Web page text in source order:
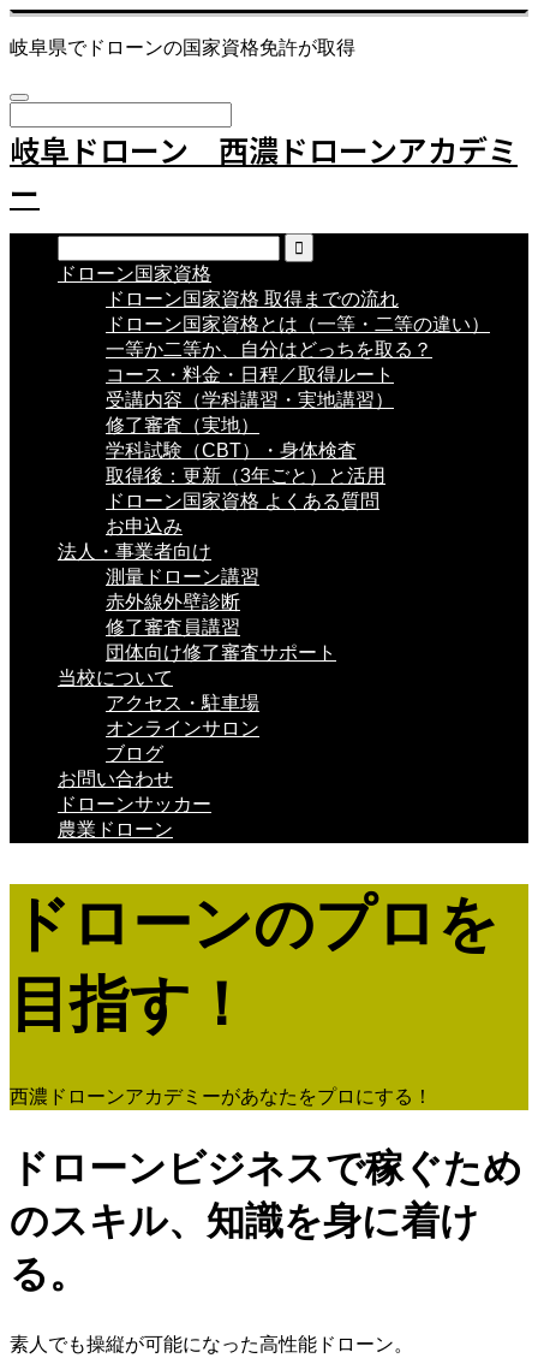
岐阜県でドローンの国家資格免許が取得
岐阜ドローン 西濃ドローンアカデミ
ー
ドローン国家資格
ドローン国家資格 取得までの流れ
ドローン国家資格とは（一等・二等の違い）
一等か二等か、自分はどっちを取る？
コース・料金・日程／取得ルート
受講内容（学科講習・実地講習）
修了審査（実地）
学科試験（CBT）・身体検査
取得後：更新（3年ごと）と活用
ドローン国家資格 よくある質問
お申込み
法人・事業者向け
測量ドローン講習
赤外線外壁診断
修了審査員講習
団体向け修了審査サポート
当校について
アクセス・駐車場
オンラインサロン
ブログ
お問い合わせ
ドローンサッカー
農業ドローン
ドローンのプロを
目指す！
西濃ドローンアカデミーがあなたをプロにする！
ドローンビジネスで稼ぐため
のスキル、知識を身に着け
る。
素人でも操縦が可能になった高性能ドローン。